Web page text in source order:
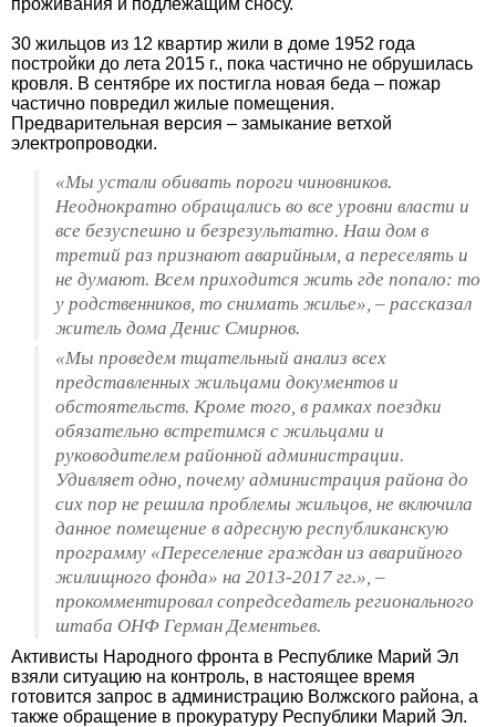
проживания и подлежащим сносу.
30 жильцов из 12 квартир жили в доме 1952 года
постройки до лета 2015 г., пока частично не обрушилась
кровля. В сентябре их постигла новая беда – пожар
частично повредил жилые помещения.
Предварительная версия – замыкание ветхой
электропроводки.
«Мы устали обивать пороги чиновников.
Неоднократно обращались во все уровни власти и
все безуспешно и безрезультатно. Наш дом в
третий раз признают аварийным, а переселять и
не думают. Всем приходится жить где попало: то
у родственников, то снимать жилье», – рассказал
житель дома Денис Смирнов.
«Мы проведем тщательный анализ всех
представленных жильцами документов и
обстоятельств. Кроме того, в рамках поездки
обязательно встретимся с жильцами и
руководителем районной администрации.
Удивляет одно, почему администрация района до
сих пор не решила проблемы жильцов, не включила
данное помещение в адресную республиканскую
программу «Переселение граждан из аварийного
жилищного фонда» на 2013-2017 гг.», –
прокомментировал сопредседатель регионального
штаба ОНФ Герман Дементьев.
Активисты Народного фронта в Республике Марий Эл
взяли ситуацию на контроль, в настоящее время
готовится запрос в администрацию Волжского района, а
также обращение в прокуратуру Республики Марий Эл.